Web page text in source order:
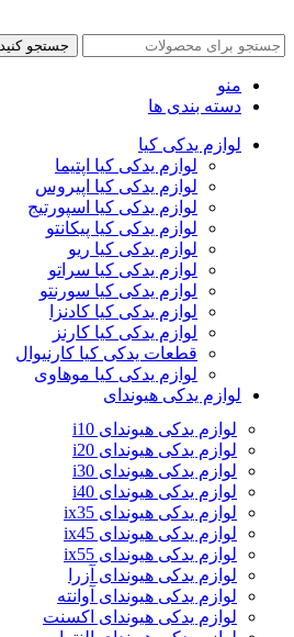
جستجو کنید
منو
دسته بندی ها
لوازم یدکی کیا
لوازم یدکی کیا اپتیما
لوازم یدکی کیا اپیروس
لوازم یدکی کیا اسپورتیج
لوازم یدکی کیا پیکانتو
لوازم یدکی کیا ریو
لوازم یدکی کیا سراتو
لوازم یدکی کیا سورنتو
لوازم یدکی کیا کادنزا
لوازم یدکی کیا کارنز
قطعات یدکی کیا کارنیوال
لوازم یدکی کیا موهاوی
لوازم یدکی هیوندای
لوازم یدکی هیوندای i10
لوازم یدکی هیوندای i20
لوازم یدکی هیوندای i30
لوازم یدکی هیوندای i40
لوازم یدکی هیوندای ix35
لوازم یدکی هیوندای ix45
لوازم یدکی هیوندای ix55
لوازم یدکی هیوندای آزرا
لوازم یدکی هیوندای آوانته
لوازم یدکی هیوندای اکسنت